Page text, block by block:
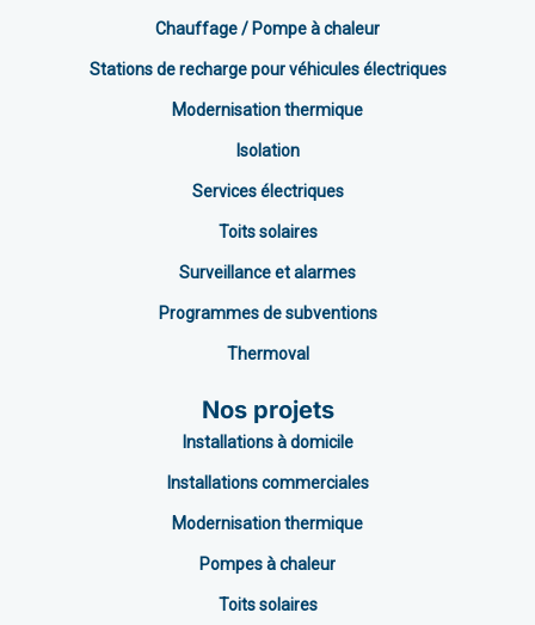
Chauffage / Pompe à chaleur
Stations de recharge pour véhicules électriques
Modernisation thermique
Isolation
Services électriques
Toits solaires
Surveillance et alarmes
Programmes de subventions
Thermoval
Nos projets
Installations à domicile
Installations commerciales
Modernisation thermique
Pompes à chaleur
Toits solaires